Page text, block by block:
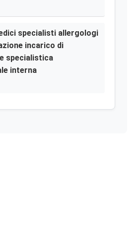
specialisti allergologi
incarico di
specialistica
interna